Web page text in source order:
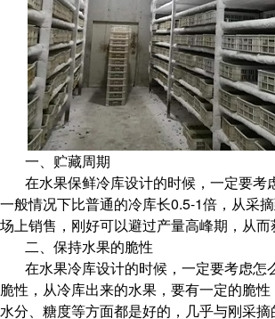
一、贮藏周期
在水果保鲜冷库设计的时候，一定要考
一般情况下比普通的冷库长0.5-1倍，从采
场上销售，刚好可以避过产量高峰期，从而
二、保持水果的脆性
在水果冷库设计的时候，一定要考虑怎
脆性，从冷库出来的水果，要有一定的脆性
水分、糖度等方面都是好的，几乎与刚采摘